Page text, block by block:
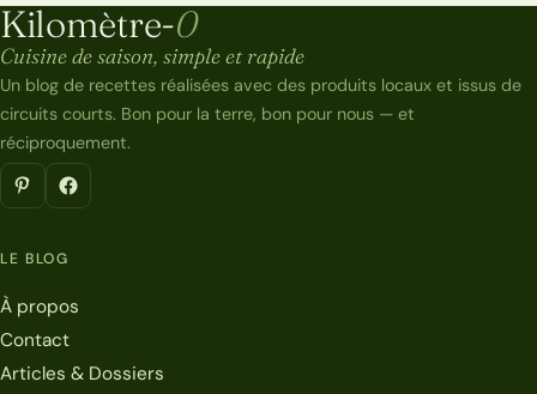
Kilomètre-0
Kilomètre-0
Cuisine de saison, simple et rapide
Un blog de recettes réalisées avec des produits locaux et issus de
circuits courts. Bon pour la terre, bon pour nous — et
réciproquement.
LE BLOG
À propos
Contact
Articles & Dossiers